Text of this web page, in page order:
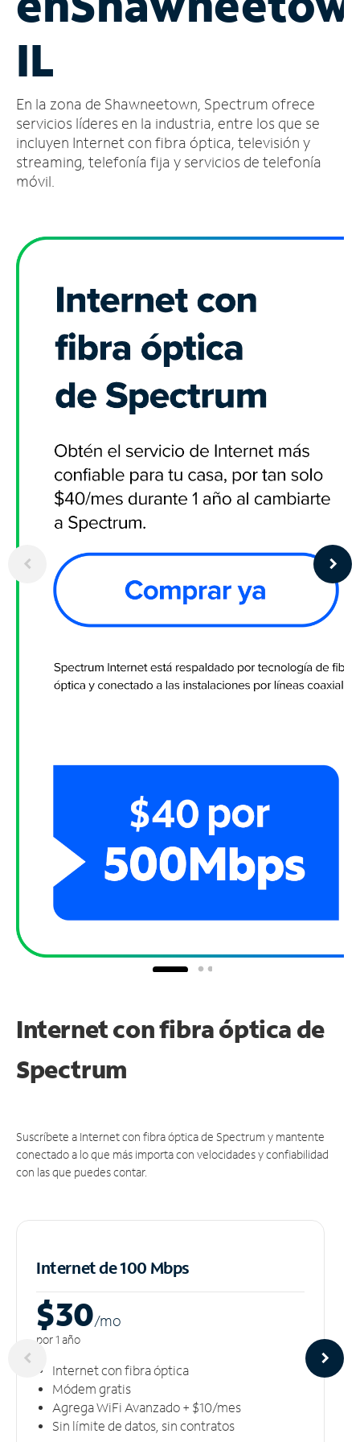
cuenta
tienda
IL
En la zona de Shawneetown, Spectrum ofrece
servicios líderes en la industria, entre los que se
incluyen Internet con fibra óptica, televisión y
streaming, telefonía fija y servicios de telefonía
móvil.
Internet con fibra óptica de
Spectrum
Suscríbete a Internet con fibra óptica de Spectrum y mantente
conectado a lo que más importa con velocidades y confiabilidad
con las que puedes contar.
Internet de 100 Mbps
$30/mo
por 1 año
Internet con fibra óptica
Módem gratis
Agrega WiFi Avanzado + $10/mes
Sin límite de datos, sin contratos